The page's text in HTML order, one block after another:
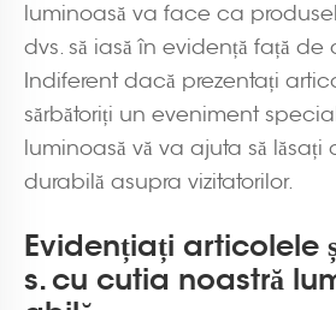
luminoasă va face ca
dvs. să iasă în evidență față de
Indiferent dacă prezentați
sărbătoriți un eveniment
luminoasă vă va ajuta să lăsați
durabilă asupra vizitatorilor.
Evidențiați articolele
s. cu cutia noastră